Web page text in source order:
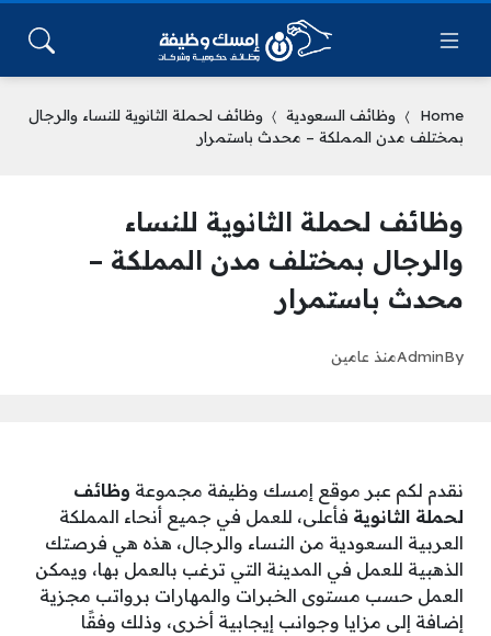
Home وظائف السعودية
وظائف لحملة الثانوية للنساء والرجال
بمختلف مدن المملكة – محدث باستمرار
وظائف لحملة الثانوية للنساء
والرجال بمختلف مدن المملكة –
محدث باستمرار
By
Adminمنذ عامين
نقدم لكم عبر موقع إمسك وظيفة مجموعة وظائف
لحملة الثانوية فأعلى، للعمل في جميع أنحاء المملكة
العربية السعودية من النساء والرجال، هذه هي فرصتك
الذهبية للعمل في المدينة التي ترغب بالعمل بها، ويمكن
العمل حسب مستوى الخبرات والمهارات برواتب مجزية
إضافة إلى مزايا وجوانب إيجابية أخرى، وذلك وفقًا